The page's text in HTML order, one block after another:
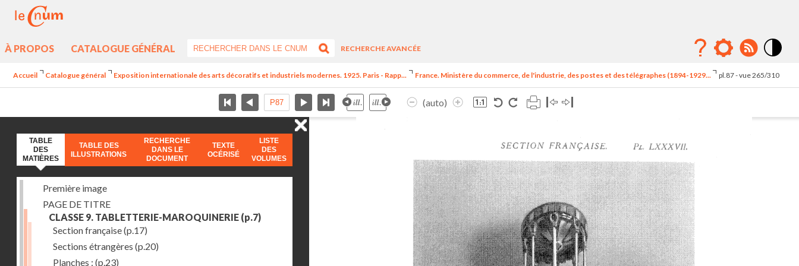
À PROPOS CATALOGUE GÉNÉRAL
RECHERCHE AVANCÉE
élévé
Accueil Catalogue général Exposition internationale des arts décoratifs et industriels modernes. 1925. Paris - Rapp... France. Ministère du commerce, de l'industrie, des postes et des télégraphes (1894-1929... pl.87 - vue 265/310
(auto)
TABLE
DES
MATIÈRES
TABLE DES
ILLUSTRATIONS
RECHERCHE
DANS LE
DOCUMENT
TEXTE
OCÉRISÉ
LISTE
DES
VOLUMES
Première image
PAGE DE TITRE
CLASSE 9. TABLETTERIE-MAROQUINERIE (p.7)
Section française(p.17)
Sections étrangères (p.20)
Planches : (p.23)